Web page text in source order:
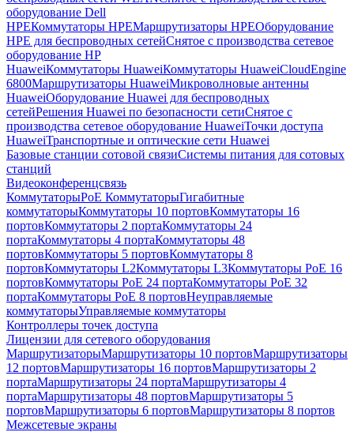
оборудование Dell
HPEКоммутаторы HPEМаршрутизаторы HPEОборудование
HPE для беспроводных сетейСнятое с производства сетевое
оборудование HP
HuaweiКоммутаторы HuaweiКоммутаторы HuaweiCloudEngine
6800Маршрутизаторы HuaweiМикроволновые антенны
HuaweiОборудование Huawei для беспроводных
сетейРешения Huawei по безопасности сетиСнятое с
производства сетевое оборудование HuaweiТочки доступа
HuaweiТранспортные и оптические сети Huawei
Базовые станции сотовой связиСистемы питания для сотовых
станций
Видеоконференцсвязь
КоммутаторыPoE КоммутаторыГигабитные
коммутаторыКоммутаторы 10 портовКоммутаторы 16
портовКоммутаторы 2 портаКоммутаторы 24
портаКоммутаторы 4 портаКоммутаторы 48
портовКоммутаторы 5 портовКоммутаторы 8
портовКоммутаторы L2Коммутаторы L3Коммутаторы PoE 16
портовКоммутаторы PoE 24 портаКоммутаторы PoE 32
портаКоммутаторы PoE 8 портовНеуправляемые
коммутаторыУправляемые коммутаторы
Контроллеры точек доступа
Лицензии для сетевого оборудования
МаршрутизаторыМаршрутизаторы 10 портовМаршрутизаторы
12 портовМаршрутизаторы 16 портовМаршрутизаторы 2
портаМаршрутизаторы 24 портаМаршрутизаторы 4
портаМаршрутизаторы 48 портовМаршрутизаторы 5
портовМаршрутизаторы 6 портовМаршрутизаторы 8 портов
Межсетевые экраны